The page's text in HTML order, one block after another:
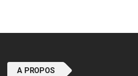
A PROPOS